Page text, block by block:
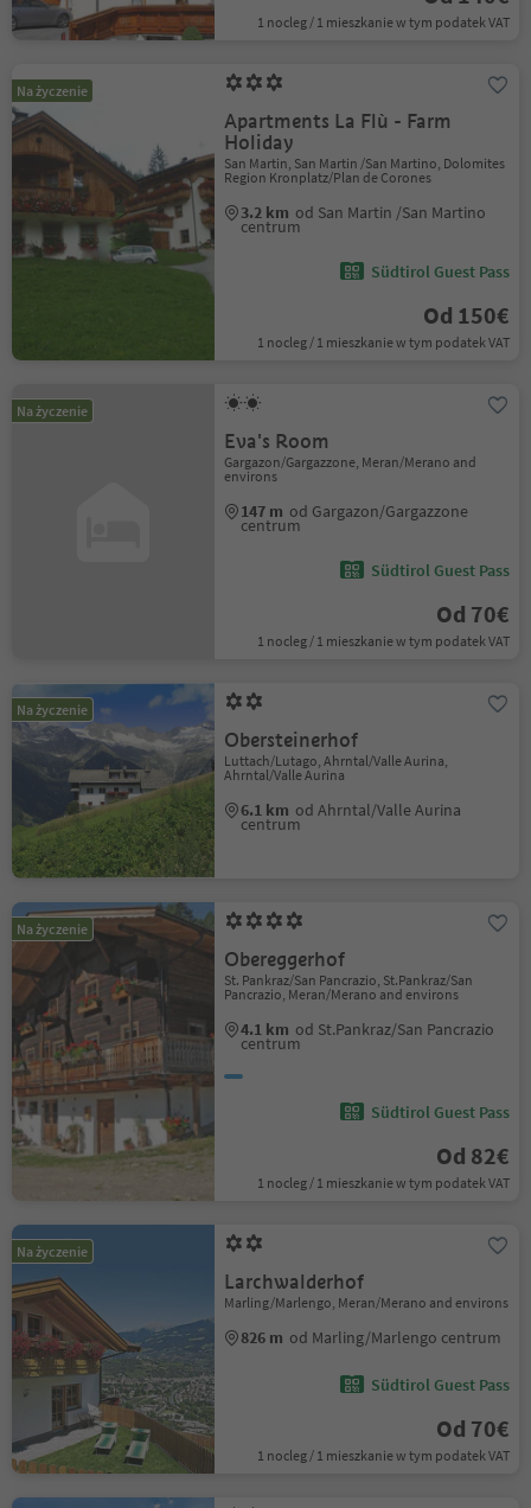
1 nocleg / 1 mieszkanie w tym podatek VAT
Na życzenie
Apartments La Flù - Farm
Holiday
San Martin, San Martin /San Martino, Dolomites
Region Kronplatz/Plan de Corones
3.2 km od San Martin /San Martino
centrum
Südtirol Guest Pass
Od 150€
1 nocleg / 1 mieszkanie w tym podatek VAT
Na życzenie
Eva's Room
Gargazon/Gargazzone, Meran/Merano and
environs
147 m od Gargazon/Gargazzone
centrum
Südtirol Guest Pass
Od 70€
1 nocleg / 1 mieszkanie w tym podatek VAT
Na życzenie
Obersteinerhof
Luttach/Lutago, Ahrntal/Valle Aurina,
Ahrntal/Valle Aurina
6.1 km od Ahrntal/Valle Aurina
centrum
Na życzenie
Obereggerhof
St. Pankraz/San Pancrazio, St.Pankraz/San
Pancrazio, Meran/Merano and environs
4.1 km od St.Pankraz/San Pancrazio
centrum
Südtirol Guest Pass
Od 82€
1 nocleg / 1 mieszkanie w tym podatek VAT
Na życzenie
Larchwalderhof
Marling/Marlengo, Meran/Merano and environs
826 m od Marling/Marlengo centrum
Südtirol Guest Pass
Od 70€
1 nocleg / 1 mieszkanie w tym podatek VAT